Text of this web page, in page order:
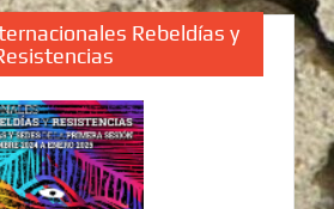
Rebeldías y